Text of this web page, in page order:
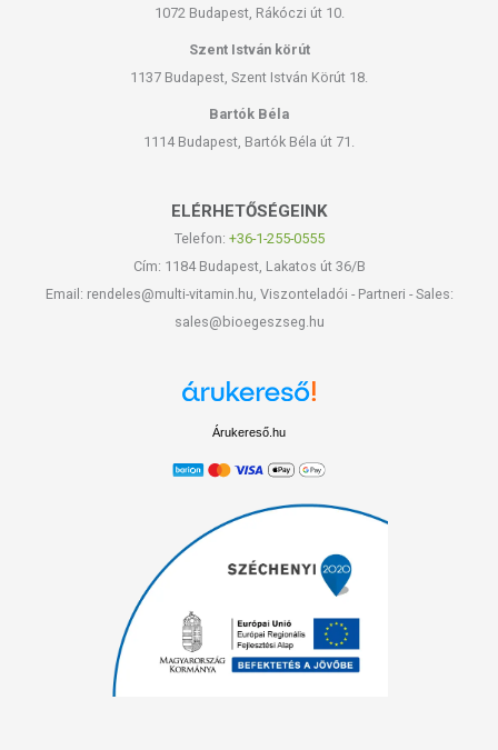
1072 Budapest, Rákóczi út 10.
Szent István körút
1137 Budapest, Szent István Körút 18.
Bartók Béla
1114 Budapest, Bartók Béla út 71.
ELÉRHETŐSÉGEINK
Telefon: +36-1-255-0555
Cím: 1184 Budapest, Lakatos út 36/B
Email: rendeles@multi-vitamin.hu, Viszonteladói - Partneri - Sales:
sales@bioegeszseg.hu
Árukereső.hu